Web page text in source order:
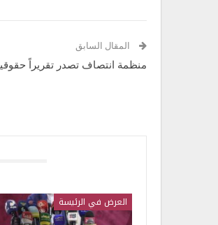
المقال السابق
منظمة انتصاف تصدر تقريراً
العرض في الرئيسة